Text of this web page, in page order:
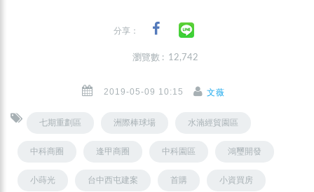
分享：
瀏覽數 : 12,742
2019-05-09 10:15 文薇
七期重劃區 洲際棒球場 水湳經貿園區
中科商圈 逢甲商圈 中科園區 鴻璽開發
小蒔光 台中西屯建案 首購 小資買房